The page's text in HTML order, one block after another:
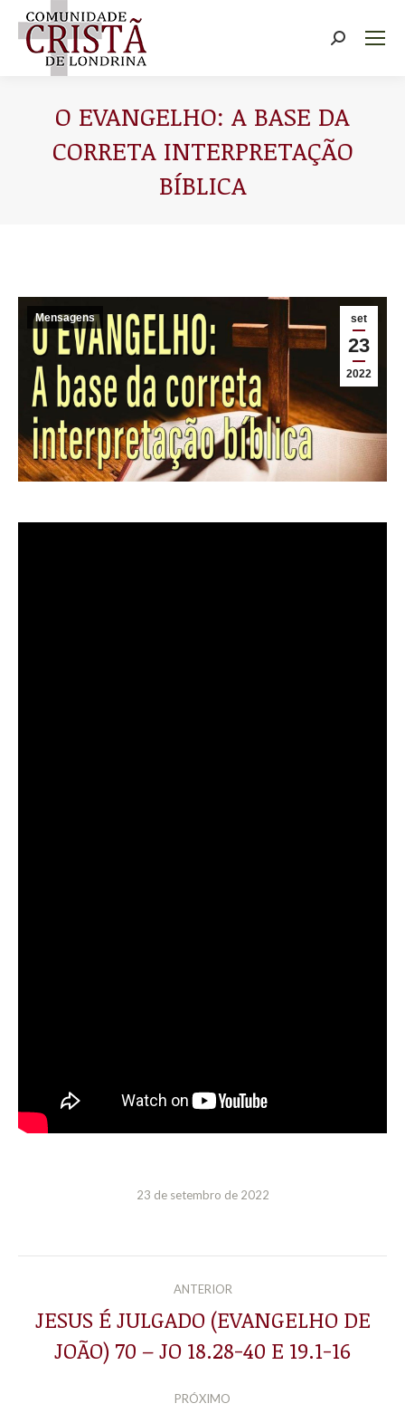
Buscar
O EVANGELHO: A BASE DA
CORRETA INTERPRETAÇÃO
BÍBLICA
set
23
2022
Mensagens
23 de setembro de 2022
NAVEGAÇÃO
DE
POST:
ANTERIOR
Post
anterior:
JESUS É JULGADO (EVANGELHO DE
JOÃO) 70 – JO 18.28-40 E 19.1-16
PRÓXIMO